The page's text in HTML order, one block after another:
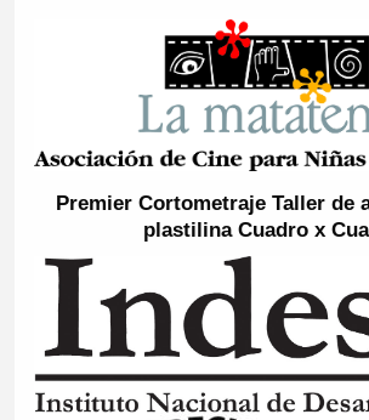
Premier Cortometraje Taller de
plastilina Cuadro x